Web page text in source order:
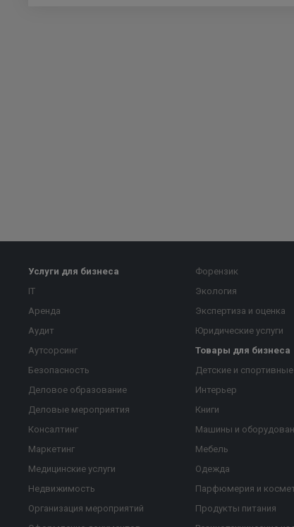
Услуги для бизнеса
IT
Аренда
Аудит
Аутсорсинг
Безопасность
Деловое образование
Деловые мероприятия
Консалтинг
Маркетинг
Медицинские услуги
Недвижимость
Организация мероприятий
Форензик
Экология
Экспертиза и оценка
Юридические услуги
Товары для бизнеса
Детские и
Интерьер
Книги
Машины и
Мебель
Одежда
Парфюмерия и
Продукты питания